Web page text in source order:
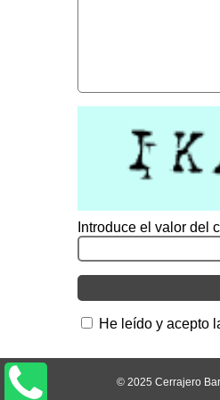
Introduce el valor del
He leído y acepto
© 2025 Cerrajero